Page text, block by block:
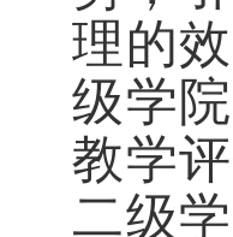
理的
级学
教学
二级